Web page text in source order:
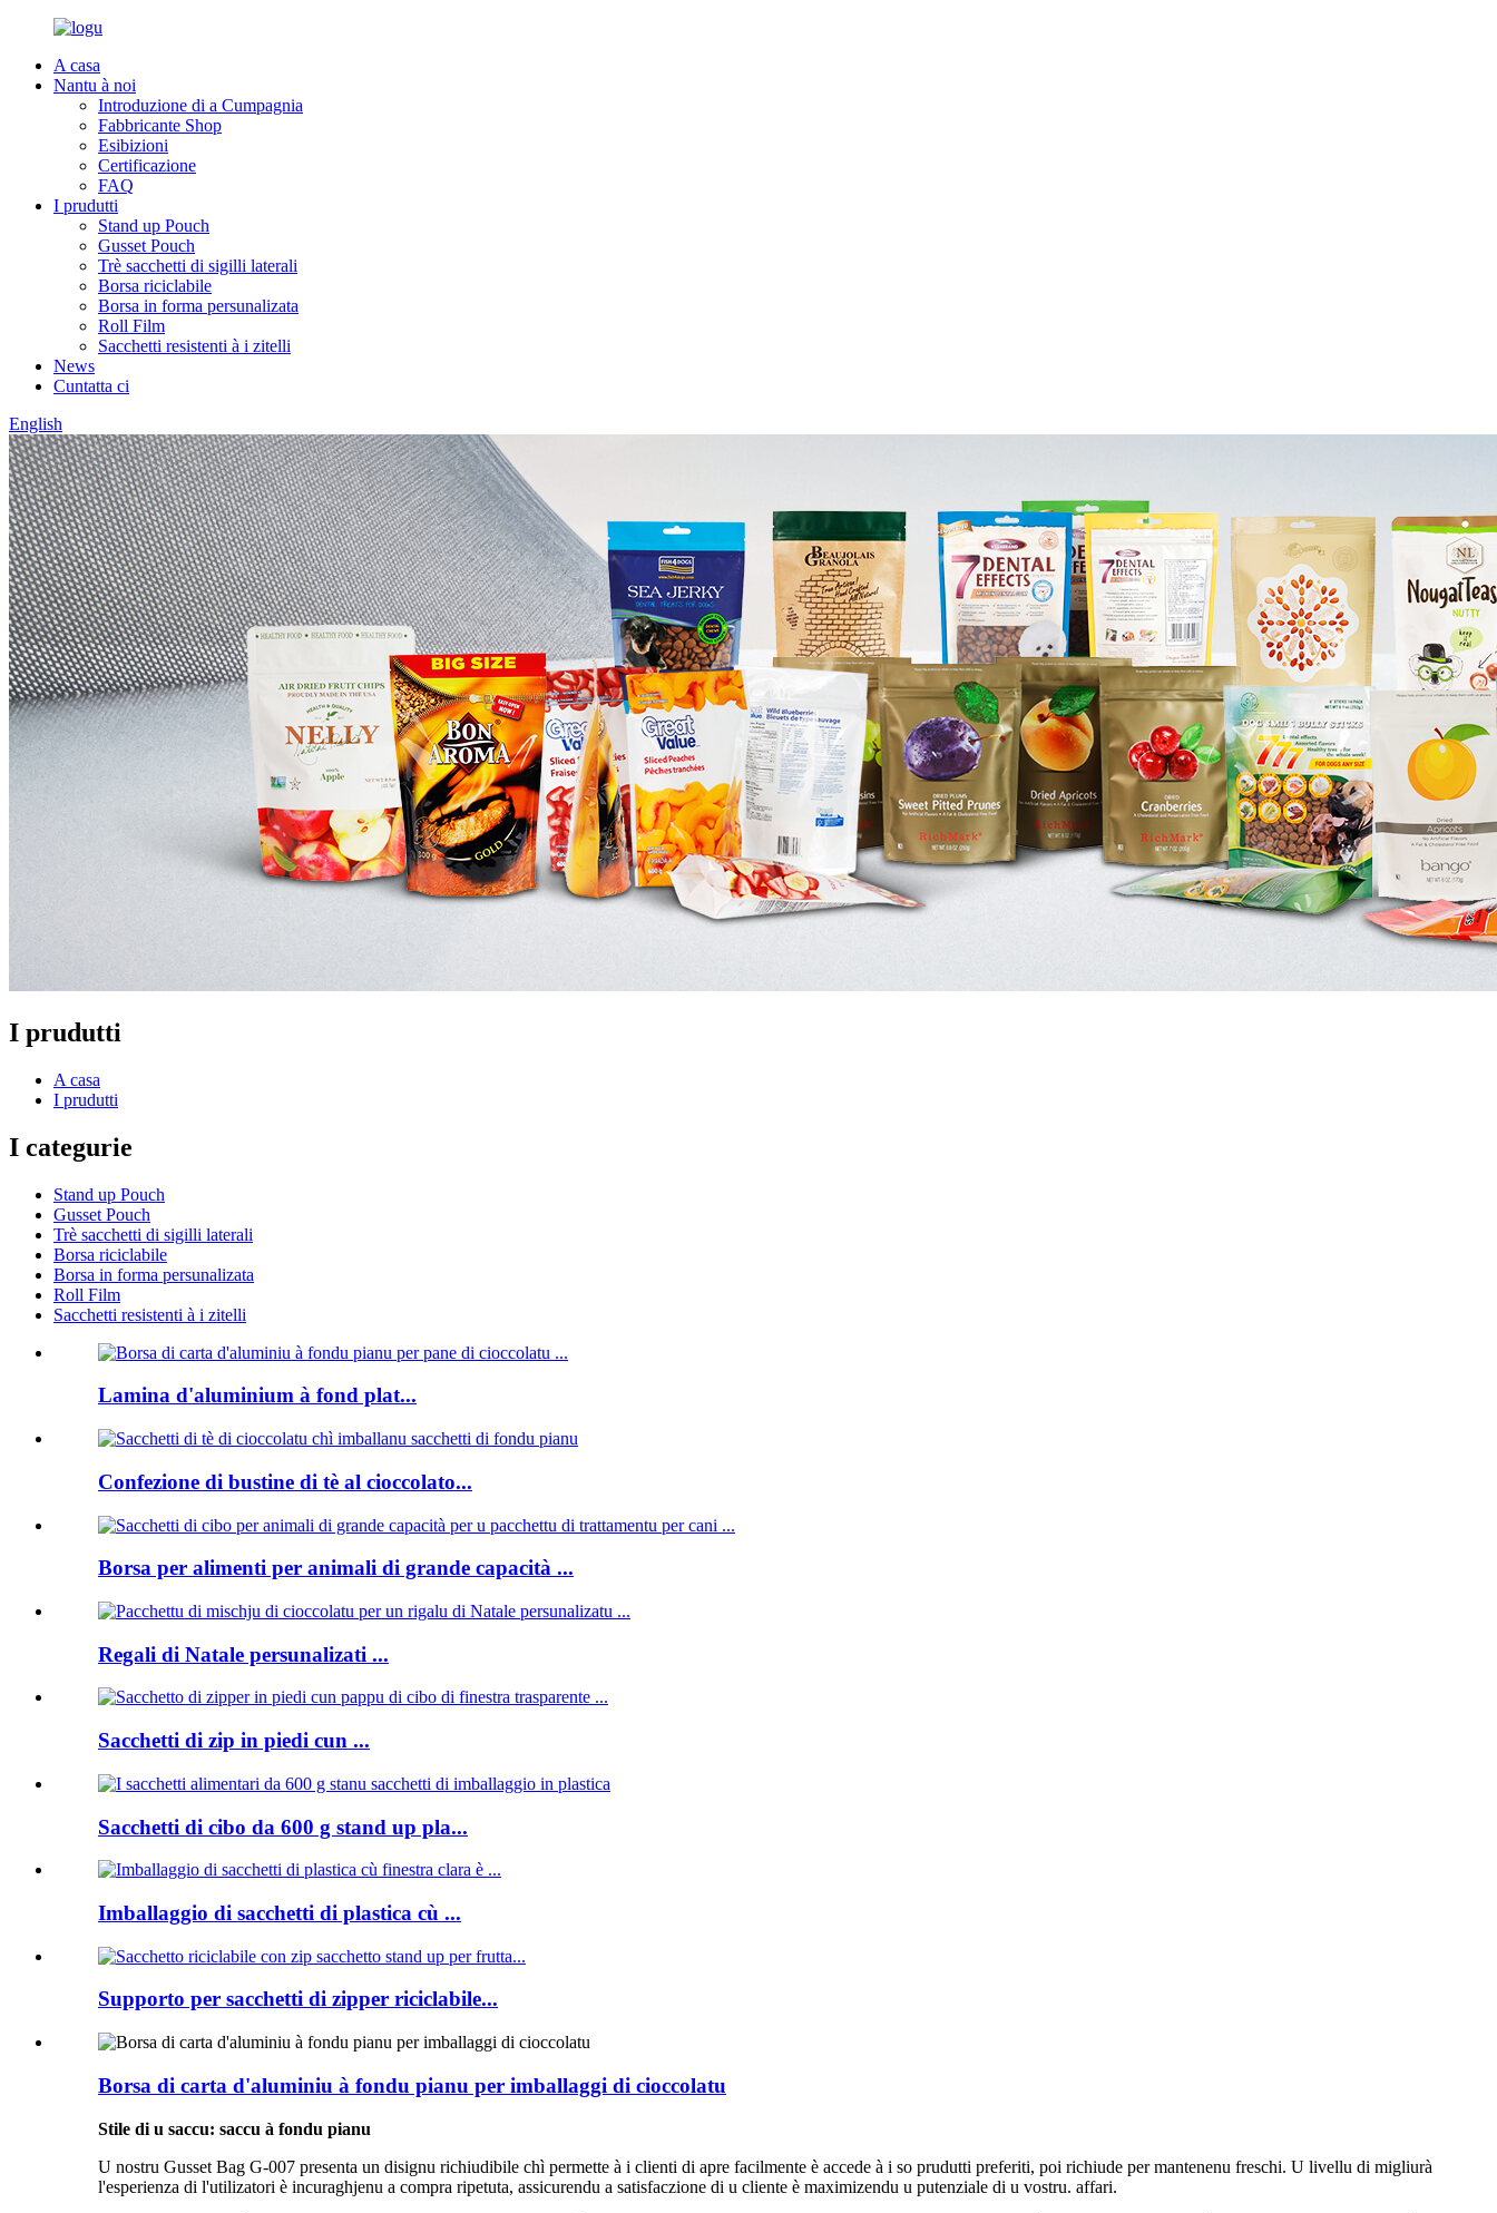
A casa
Nantu à noi
Introduzione di a Cumpagnia
Fabbricante Shop
Esibizioni
Certificazione
FAQ
I prudutti
Stand up Pouch
Gusset Pouch
Trè sacchetti di sigilli laterali
Borsa riciclabile
Borsa in forma persunalizata
Roll Film
Sacchetti resistenti à i zitelli
News
Cuntatta ci
English
I prudutti
A casa
I prudutti
I categurie
Stand up Pouch
Gusset Pouch
Trè sacchetti di sigilli laterali
Borsa riciclabile
Borsa in forma persunalizata
Roll Film
Sacchetti resistenti à i zitelli
Lamina d'aluminium à fond plat...
Confezione di bustine di tè al cioccolato...
Borsa per alimenti per animali di grande capacità ...
Regali di Natale persunalizati ...
Sacchetti di zip in piedi cun ...
Sacchetti di cibo da 600 g stand up pla...
Imballaggio di sacchetti di plastica cù ...
Supporto per sacchetti di zipper riciclabile...
Borsa di carta d'aluminiu à fondu pianu per imballaggi di cioccolatu
Stile di u saccu: saccu à fondu pianu
U nostru Gusset Bag G-007 presenta un disignu richiudibile chì permette à i clienti di apre facilmente è accede à i so prudutti preferiti, poi richiude per mantenenu freschi. U livellu di migliurà
l'esperienza di l'utilizatori è incuraghjenu a compra ripetuta, assicurendu a satisfaczione di u cliente è maximizendu u putenziale di u vostru. affari.